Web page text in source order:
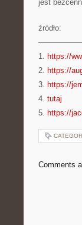
jest
źródło:
1. https://
2. https://
3. https://
4. tutaj
5. https://
Comments